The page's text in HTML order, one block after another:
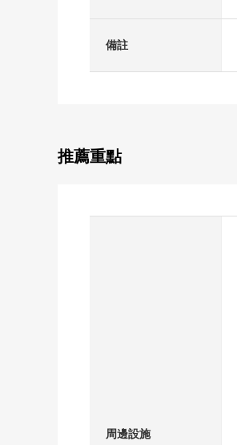
備註
推薦重點
周邊設施